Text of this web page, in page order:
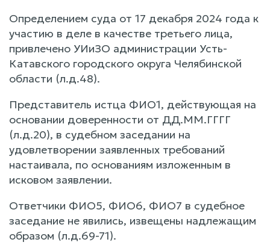
Определением суда от 17 декабря 2024 года к
участию в деле в качестве третьего лица,
привлечено УИиЗО администрации Усть-
Катавского городского округа Челябинской
области (л.д.48).
Представитель истца ФИО1, действующая на
основании доверенности от ДД.ММ.ГГГГ
(л.д.20), в судебном заседании на
удовлетворении заявленных требований
настаивала, по основаниям изложенным в
исковом заявлении.
Ответчики ФИО5, ФИО6, ФИО7 в судебное
заседание не явились, извещены надлежащим
образом (л.д.69-71).